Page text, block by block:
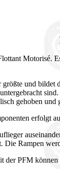
Motorisé.
und
gehoben
erfolgt
Die Rampen
der PFM können